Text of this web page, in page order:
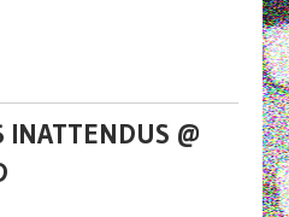
INATTENDUS @